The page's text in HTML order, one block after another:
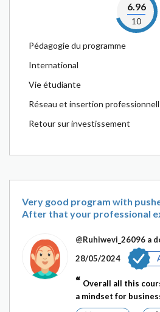
6.96
10
Pédagogie du programme
International
Vie étudiante
Réseau et insertion
Retour sur investissement
Very good program with
After that your professional
@Ruhiwevi_26096 a
28/05/2024
Overall all this
a mindset for